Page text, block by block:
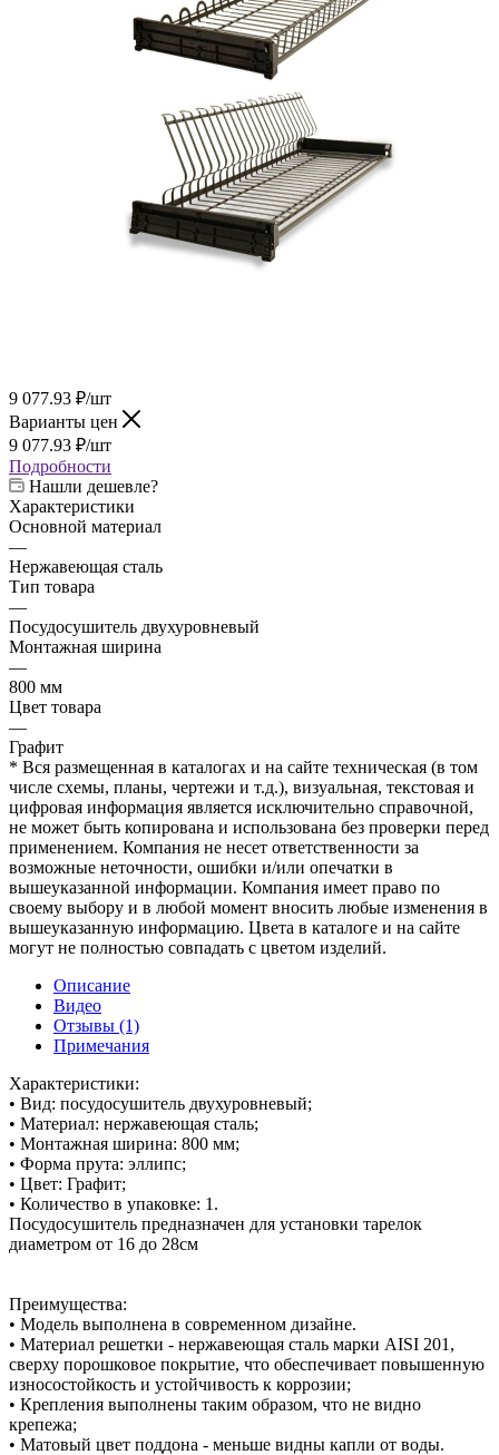
9 077.93 ₽/шт
Варианты цен
9 077.93 ₽/шт
Подробности
Нашли дешевле?
Характеристики
Основной материал
—
Нержавеющая сталь
Тип товара
—
Посудосушитель двухуровневый
Монтажная ширина
—
800 мм
Цвет товара
—
Графит
* Вся размещенная в каталогах и на сайте техническая (в том
числе схемы, планы, чертежи и т.д.), визуальная, текстовая и
цифровая информация является исключительно справочной,
не может быть копирована и использована без проверки перед
применением. Компания не несет ответственности за
возможные неточности, ошибки и/или опечатки в
вышеуказанной информации. Компания имеет право по
своему выбору и в любой момент вносить любые изменения в
вышеуказанную информацию. Цвета в каталоге и на сайте
могут не полностью совпадать с цветом изделий.
Описание
Видео
Отзывы (1)
Примечания
Характеристики:
• Вид: посудосушитель двухуровневый;
• Материал: нержавеющая сталь;
• Монтажная ширина: 800 мм;
• Форма прута: эллипс;
• Цвет: Графит;
• Количество в упаковке: 1.
Посудосушитель предназначен для установки тарелок
диаметром от 16 до 28см
Преимущества:
• Модель выполнена в современном дизайне.
• Материал решетки - нержавеющая сталь марки AISI 201,
сверху порошковое покрытие, что обеспечивает повышенную
износостойкость и устойчивость к коррозии;
• Крепления выполнены таким образом, что не видно
крепежа;
• Матовый цвет поддона - меньше видны капли от воды.